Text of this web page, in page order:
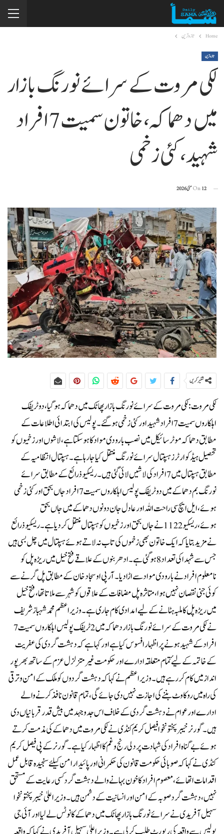
Home تازہ ترین
تازہ ترین
لکی مروت کے سرائے نورنگ بازار
میں دھماکہ، خاتون سمیت 7 افراد
شہید، کئی زخمی
On12 مئی 2026
شئیر کریں
لکی مروت: لکی مروت کے سرائے نورنگ بازار پھاٹک میں دھماکہ ہو گیا، دو ٹریفک
اہلکاروں سمیت 7 افراد شہید اور کئی زخمی ہو گئے۔پولیس کی ابتدائی اطلاعات کے
مطابق دھماکہ موٹر سائیکل میں نصب بارودی مواد کا ہو سکتا ہے، لاشوں اور زخمیوں کو
تحصیل ہیڈکوارٹرز ہسپتال سرائے نورنگ منتقل کیا جا رہا ہے۔ہسپتال انتظامیہ کے
مطابق ہسپتال میں 7 افراد کی لاشیں لائی گئی ہیں۔ریسکیو ذرائع کے مطابق سرائے
نورنگ بم دھماکے میں دو ٹریفک پولیس اہلکاروں سمیت 7 افراد جاں بحق اور کئی زخمی
ہوئے، ایل ایچ سی راحت اللہ اور عادل جان دونوں دھماکے میں جاں بحق
ہوئے،ریسکیو 1122 نےجاں بحق اور زخمیوں کو ہسپتال منتقل کردیا ہے۔ریسکیو ذرائع
نے مزید بتایا کہ ایک خاتون بھی زخموں کی تاب نہ لاتے ہوئے ہسپتال میں چل بسی ہیں
جس سے شہدا کی تعداد 8 ہو گئی ہے۔ادھر بنوں کے علاقے فتح خیل میں ریڑہ پل کو
نامعلوم افراد نے بارودی مواد سے اڑا دیا۔آر پی او سجاد خان کے مطابق پل گرنے سے
کوئی جنی نقصان نہیں ہوا، متاثرہ پل مضافات کے علاقوں کو شہر سے ملاتا تھا، فتح خیل
میں ریڑہ پل کا ملبہ ہٹانے کے لیے امدادی کام جاری ہے۔وزیراعظم محمد شہباز شریف
نے لکی مروت کے سرائے نورنگ بازار دھماکہ میں 2 ٹریفک پولیس اہلکاروں سمیت 7
افراد کے شہید ہونے پر اظہار افسوس کیا ہے اور کہا ہے کہ دہشت گردی کی عفریت
کے خاتمہ کے لیۓ تمام متعلقہ ادارے اور حکومت غیر متزلزل عزم کے ساتھ بھرپور
انداز میں کام کر رہے ہیں۔وزیراعظم نے کہا کہ دہشت گردوں کو ملک کے امن و ترقی
کی راہ میں روکاوٹ بننے کی اجازت نہیں دی جائے گی، تمام قانون نافذ کرنے والے
ادارے اور عوام نے دہشت گردی کے خلاف اس جدو جہد میں بیش قدر قربانیاں دی
ہیں۔گورنر خیبرپختونخوا فیصل کریم کنڈی نے لکی مروت میں دھماکے کی مذمت کرتے
ہوئے بے گناہ افراد کی شہادت پر دلی رنج و غم کا اظہار کیا ہے۔گورنر کے پی فیصل کریم
کنڈی نے کہا کہ صوبائی حکومت قانون کی حکمرانی اور پائیدار امن کیلئے سنجیدہ قابل عمل
اقدامات اتھائے، معصوم افراد کا خون بہانے والے دہشت گرد کسی رعایت کے مستحق
نہیں، دہشت گرد صوبہ کے امن اور انسانیت کے دشمن ہیں۔وزیراعلیٰ خیبرپختونخوا
سہیل آفریدی نے سرائے نورنگ بازار پھاٹک میں دھماکے کا نوٹس لے لیا اور آئی جی